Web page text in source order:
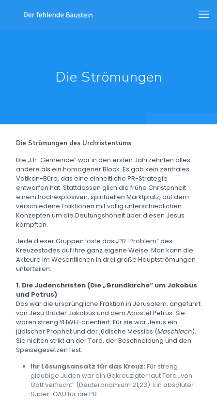
Die Strömungen
Die Strömungen des Urchristentums
Die „Ur-Gemeinde“ war in den ersten Jahrzehnten alles
andere als ein homogener Block. Es gab kein zentrales
Vatikan-Büro, das eine einheitliche PR-Strategie
entworfen hat. Stattdessen glich die frühe Christenheit
einem hochexplosiven, spirituellen Marktplatz, auf dem
verschiedene Fraktionen mit völlig unterschiedlichen
Konzepten um die Deutungshoheit über diesen Jesus
kämpften.
Jede dieser Gruppen löste das „PR-Problem“ des
Kreuzestodes auf ihre ganz eigene Weise. Man kann die
Akteure im Wesentlichen in drei große Hauptströmungen
unterteilen:
1. Die Judenchristen (Die „Grundkirche“ um Jakobus
und Petrus)
Das war die ursprüngliche Fraktion in Jerusalem, angeführt
von Jesu Bruder Jakobus und dem Apostel Petrus. Sie
waren streng YHWH-orientiert. Für sie war Jesus ein
jüdischer Prophet und der jüdische Messias (Maschiach).
Sie hielten strikt an der Tora, der Beschneidung und den
Speisegesetzen fest.
Ihr Lösungsansatz für das Kreuz: Für streng
gläubige Juden war ein Gekreuzigter laut Tora „von
Gott verflucht“ (Deuteronomium 21,23). Ein absoluter
Super-GAU für die PR.